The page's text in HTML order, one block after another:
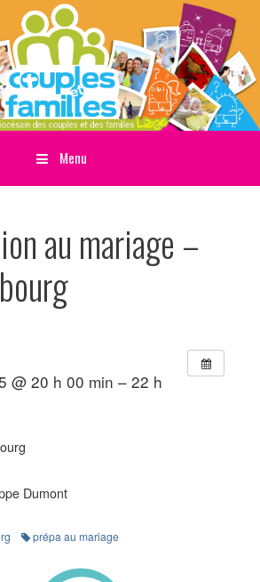
Menu
au mariage –
@ 20 h 00 min – 22 h
Dumont
prépa au mariage